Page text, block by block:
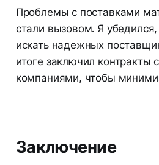
Проблемы с поставками
стали вызовом. Я
искать надежных
итоге заключил контракты
компаниями, чтобы
Заключение